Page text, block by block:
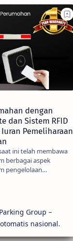
dengan
dan Sistem RFID
Pemeliharaan
ini telah membawa
berbagai aspek
pengelolaan
Group –
nasional.